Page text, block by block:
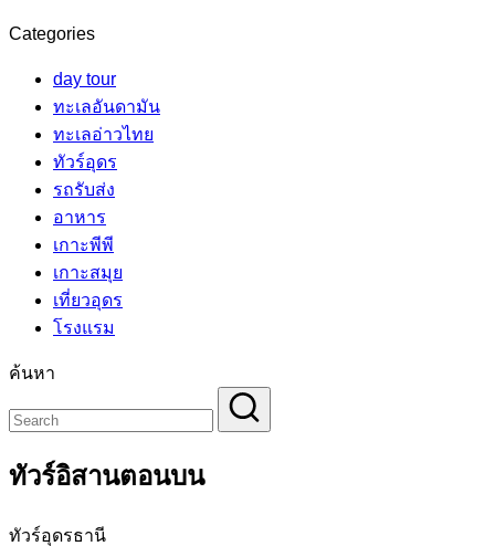
Categories
day tour
ทะเลอันดามัน
ทะเลอ่าวไทย
ทัวร์อุดร
รถรับส่ง
อาหาร
เกาะพีพี
เกาะสมุย
เที่ยวอุดร
โรงแรม
ค้นหา
ทัวร์อิสานตอนบน
ทัวร์อุดรธานี